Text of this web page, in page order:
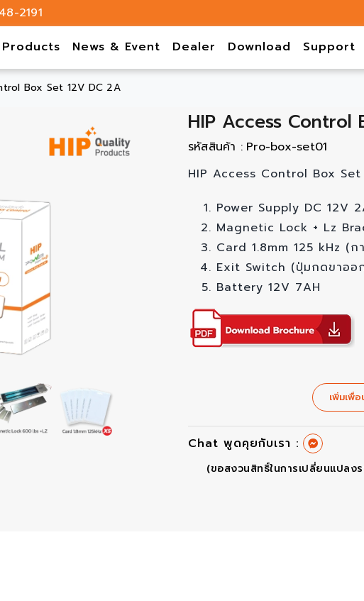
2191
News & Event Dealer Download Support
Box Set 12V DC 2A
HIP Access Control
รหัสสินค้า : Pro-box-set01
HIP Access Control Box
Power Supply DC 12V
Magnetic Lock + Lz
Card 1.8mm 125 kHz (ก
Exit Switch (ปุ่มกดขาออ
Battery 12V 7AH
เพิ่มเพื่อ
Chat พูดคุยกับเรา :
(ขอสงวนสิทธิ์ในการเปลี่ยนแปลง